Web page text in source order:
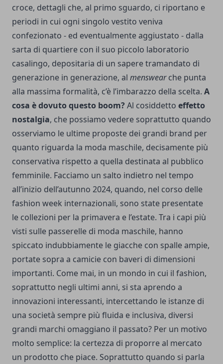
croce, dettagli che, al primo sguardo, ci riportano e
periodi in cui ogni singolo vestito veniva
confezionato - ed eventualmente aggiustato - dalla
sarta di quartiere con il suo piccolo laboratorio
casalingo, depositaria di un sapere tramandato di
generazione in generazione, al menswearche punta
alla massima formalità, c’è l’imbarazzo della scelta. A
cosa è dovuto questo boom?Al cosiddetto effetto
nostalgia, che possiamo vedere soprattutto quando
osserviamo le ultime proposte dei grandi brand per
quanto riguarda la moda maschile, decisamente più
conservativa rispetto a quella destinata al pubblico
femminile. Facciamo un salto indietro nel tempo
all’inizio dell’autunno 2024, quando, nel corso delle
fashion week internazionali, sono state presentate
le collezioni per la primavera e l’estate. Tra i capi più
visti sulle passerelle di moda maschile, hanno
spiccato indubbiamente le giacche con spalle ampie,
portate sopra a camicie con baveri di dimensioni
importanti. Come mai, in un mondo in cui il fashion,
soprattutto negli ultimi anni, si sta aprendo a
innovazioni interessanti, intercettando le istanze di
una società sempre più fluida e inclusiva, diversi
grandi marchi omaggiano il passato? Per un motivo
molto semplice: la certezza di proporre al mercato
un prodotto che piace. Soprattutto quando si parla